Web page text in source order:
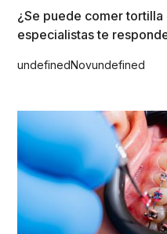
¿Se puede comer tortilla
especialistas te
undefinedNovundefined